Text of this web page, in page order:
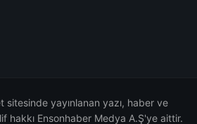
sitesinde yayınlanan yazı, haber ve
hakkı Ensonhaber Medya A.Ş'ye aittir.